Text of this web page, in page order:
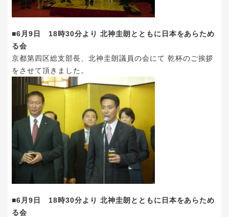
■6月9日 18時30分より 北神圭朗とともに日本をあらため
る会
京都第四区総支部長、北神圭朗議員の会にて 乾杯のご挨拶
をさせて頂きました。
■6月9日 18時30分より 北神圭朗とともに日本をあらため
る会